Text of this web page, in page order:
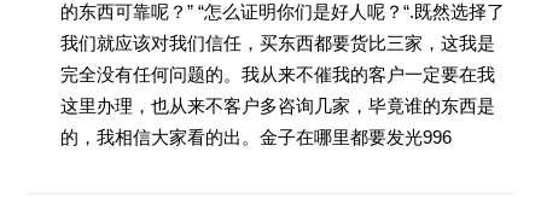
的东西可靠呢？” “怎么证明你们是好人呢？“.既然选择了
我们就应该对我们信任，买东西都要货比三家，这我是
完全没有任何问题的。我从来不催我的客户一定要在我
这里办理，也从来不客户多咨询几家，毕竟谁的东西是
的，我相信大家看的出。金子在哪里都要发光996